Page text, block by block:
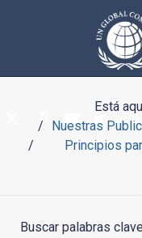
Está
Nuestras
Principios
Buscar palabras